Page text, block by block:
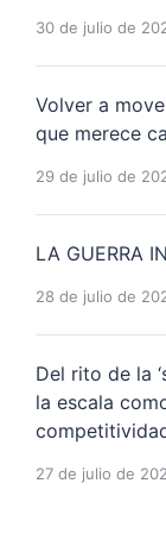
30 de julio de
Volver a
que merece
29 de julio de
LA GUERRA
28 de julio de
Del rito de la
la escala
27 de julio de